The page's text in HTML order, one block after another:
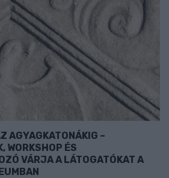
AGYAGKATONÁKIG –
WORKSHOP ÉS
VÁRJA A LÁTOGATÓKAT A